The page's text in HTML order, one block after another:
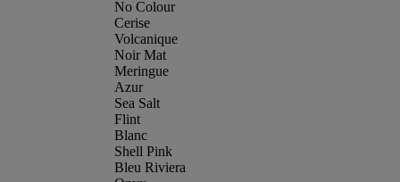
No Colour
Cerise
Volcanique
Noir Mat
Meringue
Azur
Sea Salt
Flint
Blanc
Shell Pink
Bleu Riviera